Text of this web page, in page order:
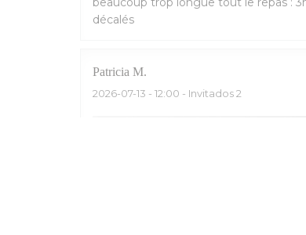
décalés
Patricia M
2026-07-13 - 12:00 - Invitados 2